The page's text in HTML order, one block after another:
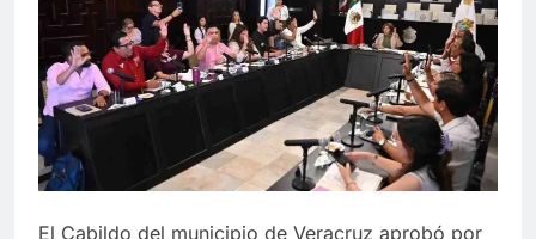
El Cabildo del municipio de Veracruz aprobó por